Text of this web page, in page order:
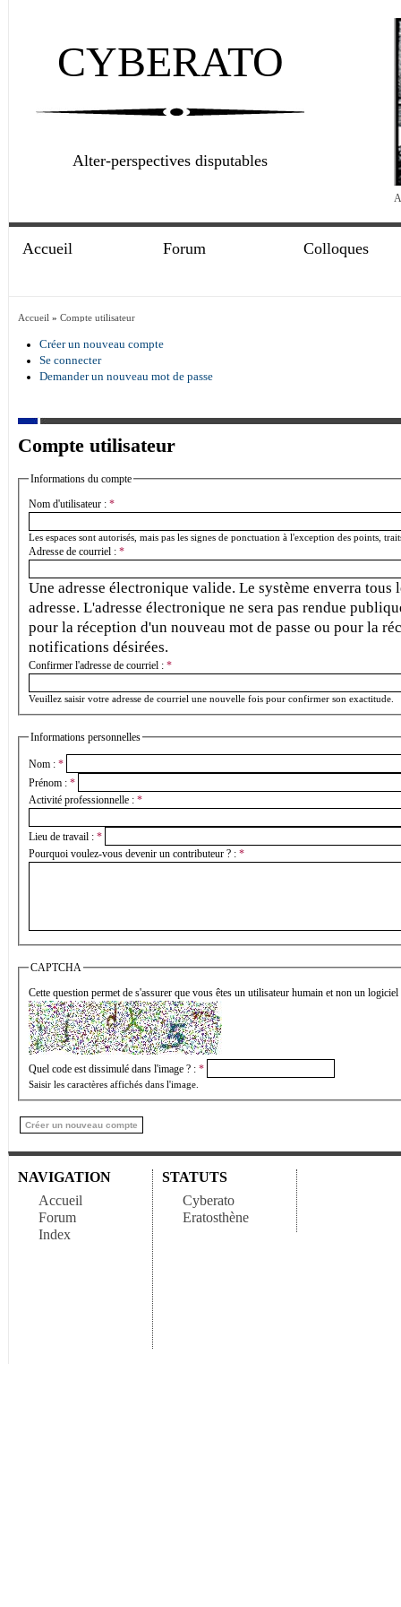
CYBERATO
Alter-perspectives disputables
Accueil Forum Colloques
Accueil » Compte utilisateur
Créer un nouveau compte
Se connecter
Demander un nouveau mot de passe
Compte utilisateur
Informations du compte
Nom d'utilisateur : *
Les espaces sont autorisés, mais pas les signes de ponctuation à l'exception des points,
Adresse de courriel : *
Une adresse électronique valide. Le système enverra tous
adresse. L'adresse électronique ne sera pas rendue
pour la réception d'un nouveau mot de passe ou pour la
notifications désirées.
Confirmer l'adresse de courriel : *
Veuillez saisir votre adresse de courriel une nouvelle fois pour confirmer son exactitude.
Informations personnelles
Nom : *
Prénom : *
Activité professionnelle : *
Lieu de travail : *
Pourquoi voulez-vous devenir un contributeur ? : *
CAPTCHA
Cette question permet de s'assurer que vous êtes un utilisateur humain et non un
Quel code est dissimulé dans l'image ? : *
Saisir les caractères affichés dans l'image.
NAVIGATION
Accueil
Forum
Index
STATUTS
Cyberato
Eratosthène